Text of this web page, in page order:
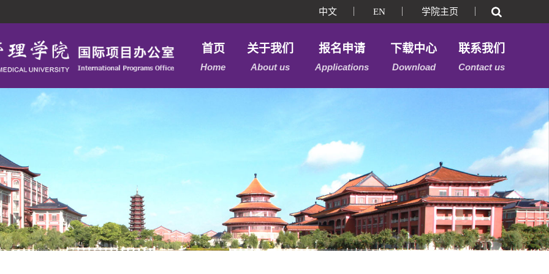
中文 EN 学院主页
首页
Home
关于我们
About us
报名申请
Applications
下载中心
Download
联系我们
Contact us